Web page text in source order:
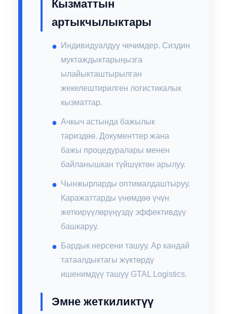
Кызматтын
артыкчылыктары
Индивидуалдуу чечимдер. Сиздин
муктаждыктарыңызга
ылайыкташтырылган
жекелештирилген логистикалык
кызматтар.
Ачкыч астында бажылык
тариздөө. Документтер жана
бажы процедуралары менен
байланышкан түйшүктөн арылуу.
Чынжырларды оптималдаштыруу.
Каражаттарды үнөмдөө үчүн
жеткирүүлөрүңүздү эффективдүү
башкаруу.
Бардык нерсени ташуу. Ар кандай
татаалдыктагы жүктөрдү
ишенимдүү ташуу GTAL Logistics.
Эмне жеткиликтүү